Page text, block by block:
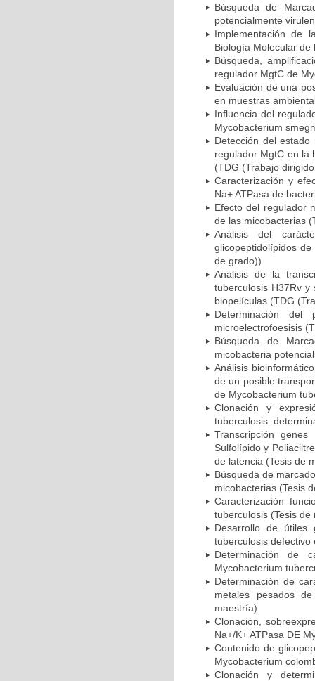
Búsqueda de
potencialmente
Implementación de
Biología Molecular
Búsqueda,
regulador MgtC de
Evaluación de una
en muestras
Influencia del
Mycobacterium
Detección del
regulador MgtC en la
(TDG (Trabajo
Caracterización y
Na+ ATPasa de
Efecto del regulador
de las micobacterias
Análisis del
glicopeptidolípidos
de grado))
Análisis de la
tuberculosis H37Rv
biopelículas (TDG
Determinación del
microelectrofoesisis
Búsqueda de
micobacteria
Análisis
de un posible
de Mycobacterium
Clonación y
tuberculosis:
Transcripción
Sulfolípido y
de latencia (Tesis de
Búsqueda de
micobacterias (Tesis
Caracterización
tuberculosis (Tesis de
Desarrollo de útiles
tuberculosis defectivo
Determinación de
Mycobacterium
Determinación de
metales pesados
maestría)
Clonación,
Na+/K+ ATPasa DE
Contenido de
Mycobacterium
Clonación y